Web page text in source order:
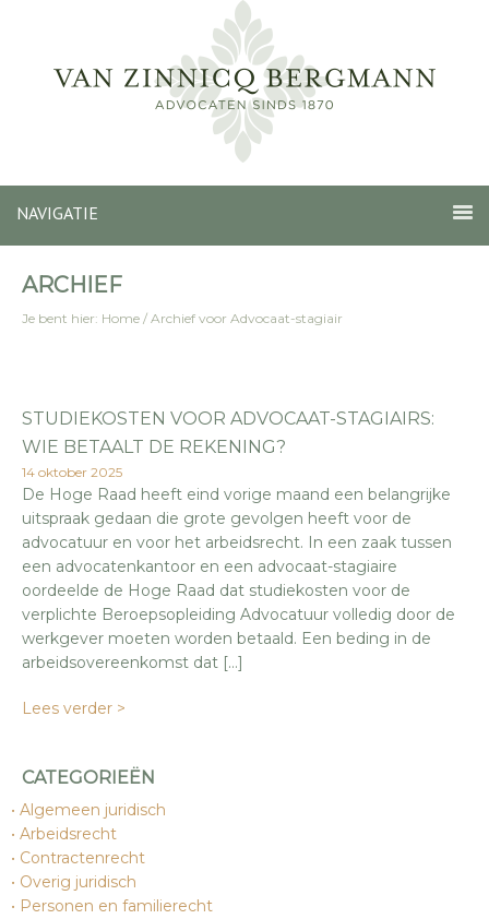
NAVIGATIE
ARCHIEF
Je bent hier: Home / Archief voor Advocaat-stagiair
STUDIEKOSTEN VOOR ADVOCAAT-STAGIAIRS:
WIE BETAALT DE REKENING?
14 oktober 2025
De Hoge Raad heeft eind vorige maand een belangrijke
uitspraak gedaan die grote gevolgen heeft voor de
advocatuur en voor het arbeidsrecht. In een zaak tussen
een advocatenkantoor en een advocaat-stagiaire
oordeelde de Hoge Raad dat studiekosten voor de
verplichte Beroepsopleiding Advocatuur volledig door de
werkgever moeten worden betaald. Een beding in de
arbeidsovereenkomst dat […]
Lees verder >
CATEGORIEËN
Algemeen juridisch
Arbeidsrecht
Contractenrecht
Overig juridisch
Personen en familierecht